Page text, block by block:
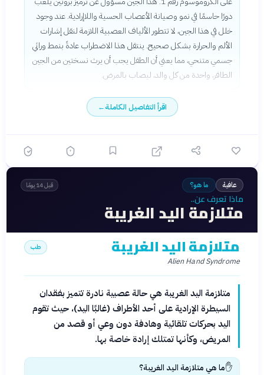
دورًا حاسمًا في نمو وصيانة الأعصاب الحسية واللاإرادية. عند وجود
خلل في هذا الجين، لا تتطور الألياف العصبية اللازمة لنقل إشارات
الألم والحرارة بشكل صحيح. ينتقل هذا الاضطراب عادةً بنمط وراثي
جسمي متنحي، مما يعني أن الطفل يجب أن يرث نسختين من الجين
الطافر، واحدة من كل والد، ليصاب بالمرض.
اقرأ التفاصيل الكاملة←
عافية ما هو؟ قبل 14 يومًا
ماذا تعرف عن..
متلازمة اليد الغريبة
متلازمة اليد الغريبة
Alien Hand Syndrome
طب
متلازمة اليد الغريبة هي حالة عصبية نادرة تتميز بفقدان
السيطرة الإرادية على أحد الأطراف (غالبًا اليد)، حيث تقوم
اليد بحركات تلقائية وهادفة دون وعي أو قصد من
المريض، وكأنها تمتلك إرادة خاصة بها.
✋ما هي متلازمة اليد الغريبة؟